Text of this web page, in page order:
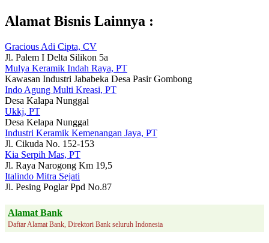
Alamat Bisnis Lainnya :
Gracious Adi Cipta, CV
Jl. Palem I Delta Silikon 5a
Mulya Keramik Indah Raya, PT
Kawasan Industri Jababeka Desa Pasir Gombong
Indo Agung Multi Kreasi, PT
Desa Kalapa Nunggal
Ukkj, PT
Desa Kelapa Nunggal
Industri Keramik Kemenangan Jaya, PT
Jl. Cikuda No. 152-153
Kia Serpih Mas, PT
Jl. Raya Narogong Km 19,5
Italindo Mitra Sejati
Jl. Pesing Poglar Ppd No.87
Alamat Bank
Daftar Alamat Bank, Direktori Bank seluruh Indonesia